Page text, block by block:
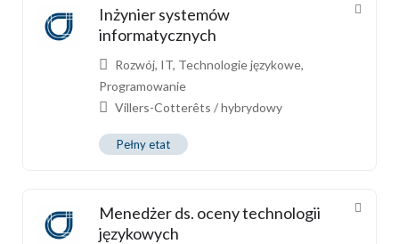
Inżynier systemów
informatycznych
Rozwój, IT, Technologie językowe,
Programowanie
Villers-Cotterêts / hybrydowy
Pełny etat
Menedżer ds. oceny technologii
językowych